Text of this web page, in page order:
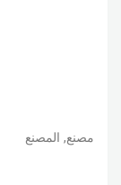
مصنع, المصنع